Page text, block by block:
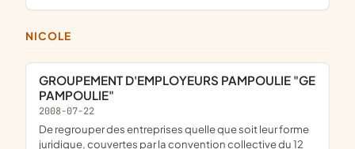
NICOLE
GROUPEMENT D'EMPLOYEURS PAMPOULIE "GE
PAMPOULIE"
2008-07-22
de regrouper des entreprises quelle que soit leur forme
juridique, couvertes par la convention collective du 12